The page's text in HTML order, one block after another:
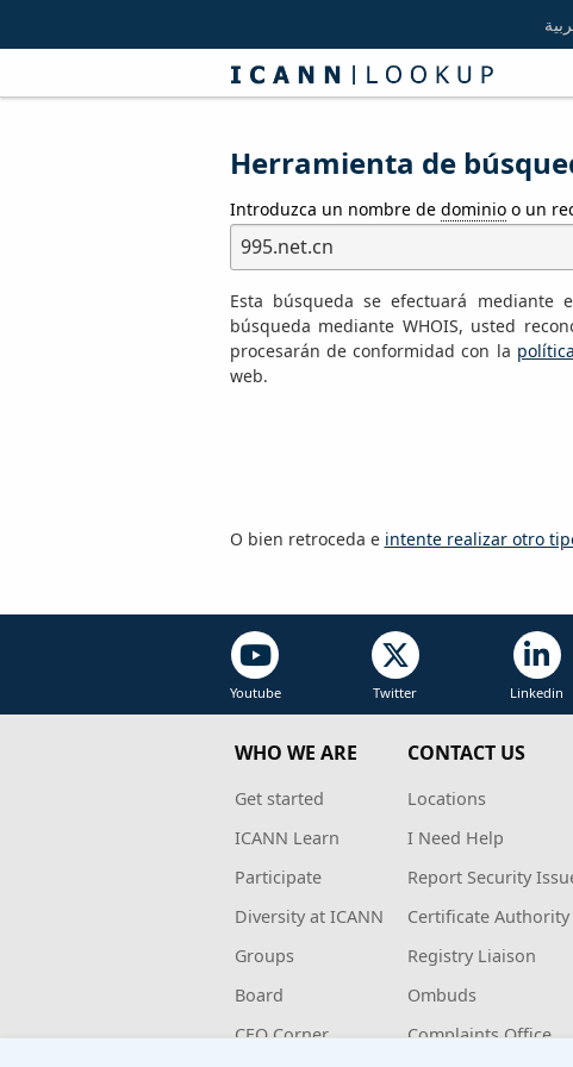
Herramienta de
Introduzca un nombre de dominioo un
Esta búsqueda se efectuará mediante
búsqueda mediante WHOIS, usted
procesarán de conformidad con la
web.
O bien retroceda e intente realizar otro
Youtube Twitter Linkedin
WHO WE ARE
Get started
ICANN Learn
Participate
Diversity at ICANN
Groups
Board
CEO Corner
CONTACT US
Locations
I Need Help
Report Security
Certificate Authority
Registry Liaison
Ombuds
Complaints Office